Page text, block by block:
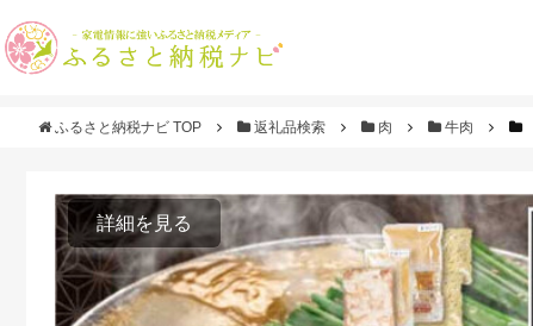
ふるさと納税ナビ TOP 返礼品検索 肉 牛肉
詳細を見る